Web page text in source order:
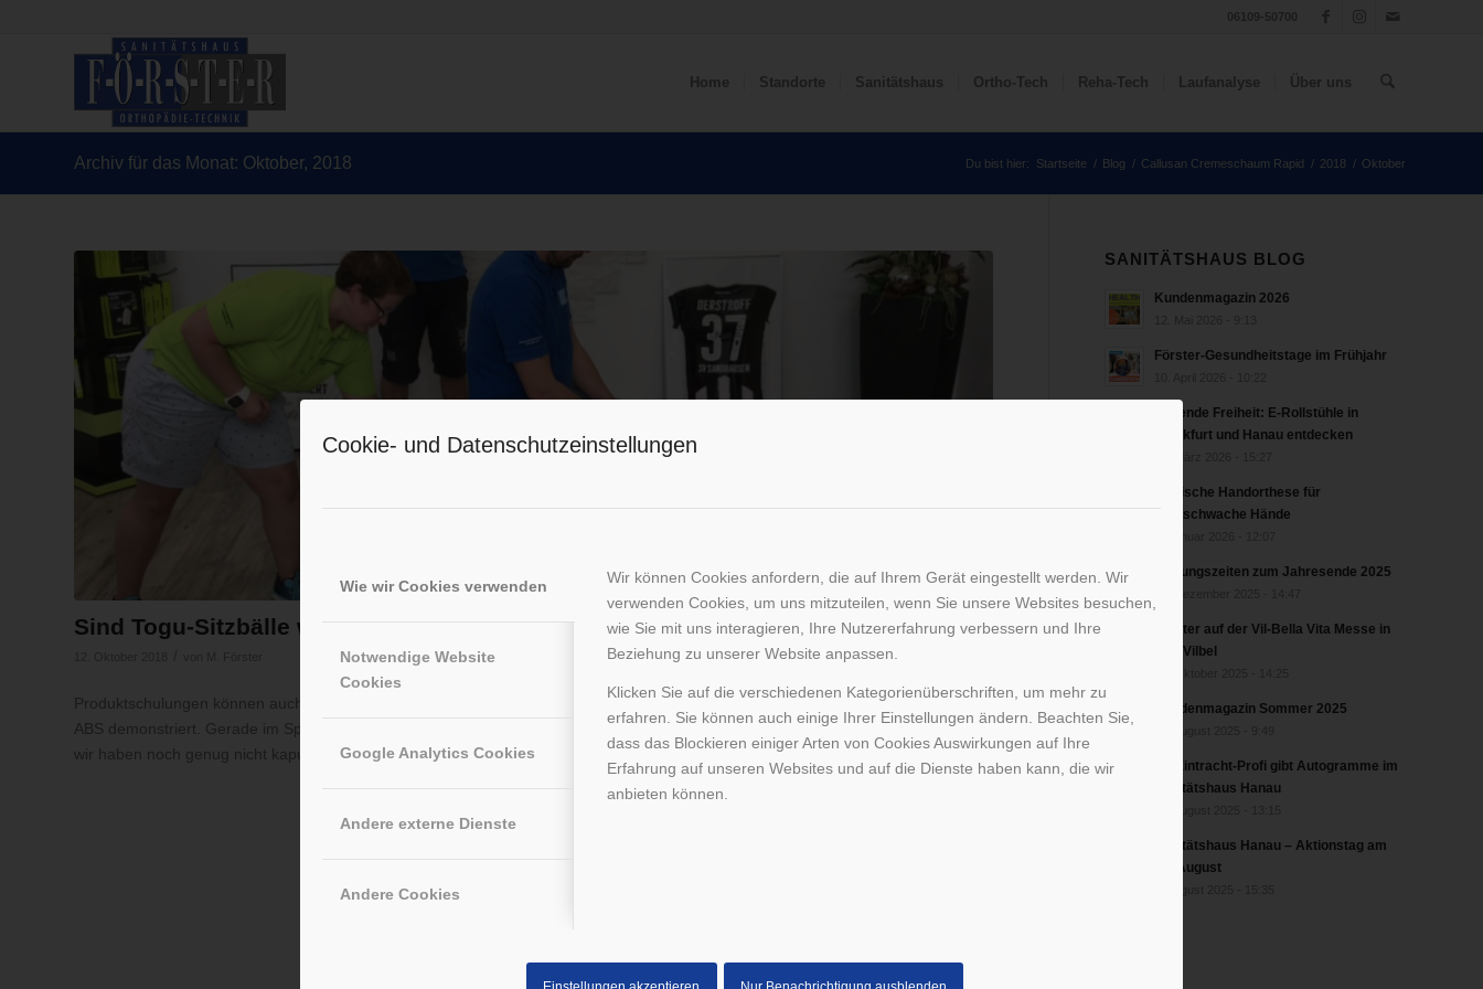
Cookie- und Datenschutzeinstellungen
Wie wir Cookies verwenden
Notwendige Website
Cookies
Google Analytics Cookies
Andere externe Dienste
Andere Cookies
Wir können Cookies anfordern, die auf Ihrem Gerät eingestellt werden. Wir
verwenden Cookies, um uns mitzuteilen, wenn Sie unsere Websites besuchen,
wie Sie mit uns interagieren, Ihre Nutzererfahrung verbessern und Ihre
Beziehung zu unserer Website anpassen.
Klicken Sie auf die verschiedenen Kategorienüberschriften, um mehr zu
erfahren. Sie können auch einige Ihrer Einstellungen ändern. Beachten Sie,
dass das Blockieren einiger Arten von Cookies Auswirkungen auf Ihre
Erfahrung auf unseren Websites und auf die Dienste haben kann, die wir
anbieten können.
Home Standorte Sanitätshaus Ortho-Tech Reha-Tech Laufanalyse Über uns
Archiv für das Monat: Oktober, 2018 Du bist hier: Startseite / Blog / Callusan Cremeschaum Rapid / 2018 / Oktober
Sind Togu-Sitzbälle wirklich platzsicher?
Produktschulungen können auch Spaß machen. Heute Nachmittag haben wir den Kollegen die Besonderheit desTOGUPowerball
ABS demonstriert. Gerade im Sportbereich sollte man stets darauf achten fürs Training platzsichere Bälle zu nutzen. Keine Panik,
wir haben noch genug nicht kaputte für euch auf Lager!
Weiterlesen
SANITÄTSHAUS BLOG
Kundenmagazin 2026
Förster-Gesundheitstage im Frühjahr
Rollende Freiheit: E-Rollstühle in
Frankfurt und Hanau entdecken
bionische Handorthese für
greifschwache Hände
Öffnungszeiten zum Jahresende 2025
Förster auf der Vil-Bella Vita Messe in
Bad Vilbel
Kundenmagazin Sommer 2025
Ex-Eintracht-Profi gibt Autogramme im
Sanitätshaus Hanau
Sanitätshaus Hanau – Aktionstag am
20. August